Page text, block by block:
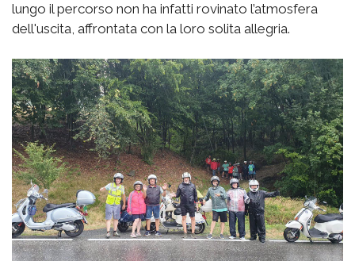
lungo il percorso non ha infatti rovinato l’atmosfera
dell'uscita, affrontata con la loro solita allegria.